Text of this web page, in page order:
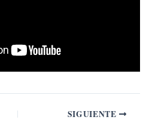
SIGUIENTE